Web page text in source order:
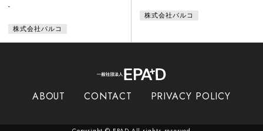
-
株式会社パルコ
株式会社パルコ
ABOUT CONTACT PRIVACY POLICY